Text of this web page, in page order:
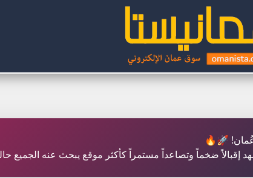
عُمان! 🚀🔥
إقبالاً ضخماً وتصاعداً مستمراً كأكثر موقع يبحث عنه الجميع